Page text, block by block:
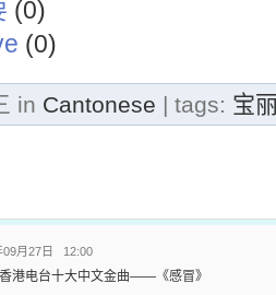
(0)
(0)
in Cantonese | tags: 宝
09月27日 12:00
港电台十大中文金曲——《感冒》